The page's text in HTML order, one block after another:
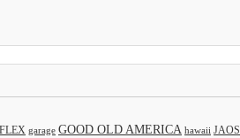
FLEX garage GOOD OLD AMERICA hawaii JAOS